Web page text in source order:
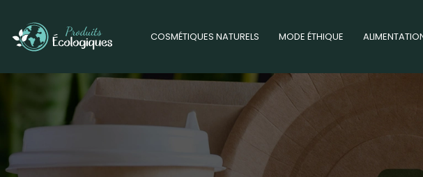
COSMÉTIQUES NATURELS MODE ÉTHIQUE